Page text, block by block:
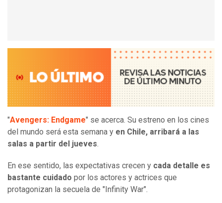
"Avengers: Endgame" se acerca. Su estreno en los cines
del mundo será esta semana y en Chile, arribará a las
salas a partir del jueves.
En ese sentido, las expectativas crecen y cada detalle es
bastante cuidado por los actores y actrices que
protagonizan la secuela de "Infinity War".